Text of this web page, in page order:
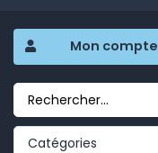
Mon compte